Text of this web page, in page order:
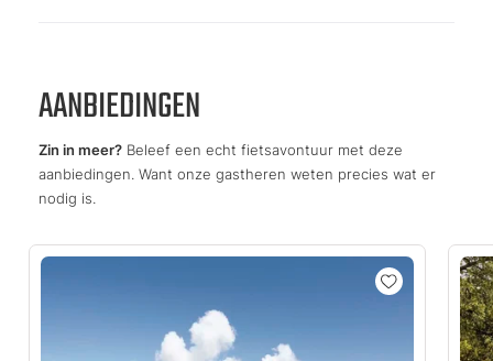
AANBIEDINGEN
Zin in meer? Beleef een echt fietsavontuur met deze
aanbiedingen. Want onze gastheren weten precies wat er
nodig is.